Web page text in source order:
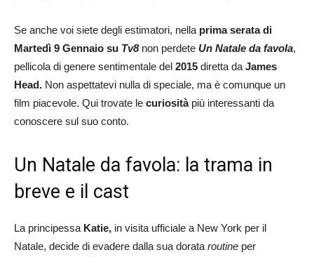
Se anche voi siete degli estimatori, nella prima serata di
Martedì 9 Gennaio su Tv8non perdete Un Natale da favola,
pellicola di genere sentimentale del 2015 diretta da James
Head. Non aspettatevi nulla di speciale, ma è comunque un
film piacevole. Qui trovate le curiositàpiù interessanti da
conoscere sul suo conto.
Un Natale da favola: la trama in
breve e il cast
La principessa Katie, in visita ufficiale a New York per il
Natale, decide di evadere dalla sua dorata routine per